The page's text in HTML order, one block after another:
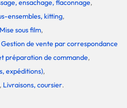
ensachage, flaconnage,
ensembles, kitting,
Mise sous film,
Gestion de vente par correspondance
préparation de commande,
expéditions),
, Livraisons, coursier.